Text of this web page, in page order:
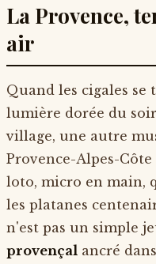
La Provence,
air
Quand les cigales se
lumière dorée du
village, une autre
Provence-Alpes-
loto, micro en main,
les platanes
n'est pas un simple
provençal ancré